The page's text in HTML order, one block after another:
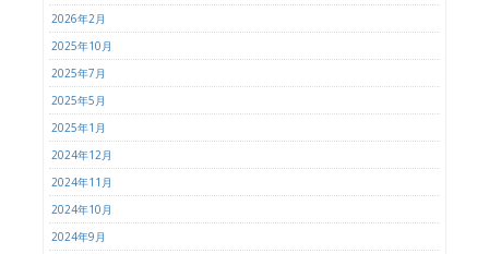
2026年2月
2025年10月
2025年7月
2025年5月
2025年1月
2024年12月
2024年11月
2024年10月
2024年9月